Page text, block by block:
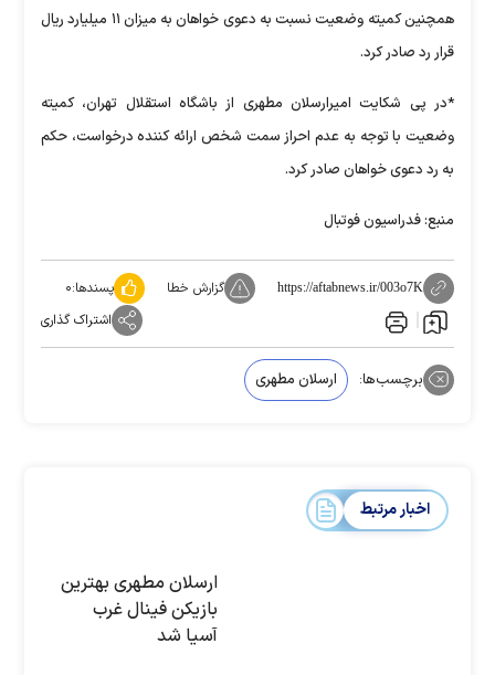
همچنین کمیته وضعیت نسبت به دعوی خواهان به میزان ۱۱ میلیارد ریال
قرار رد صادر کرد.
*در پی شکایت امیرارسلان مطهری از باشگاه استقلال تهران، کمیته
وضعیت با توجه به عدم احراز سمت شخص ارائه کننده درخواست، حکم
به رد دعوی خواهان صادر کرد.
منبع: فدراسیون فوتبال
https://aftabnews.ir/003o7K گزارش خطا پسندها:۰
اشتراک گذاری
برچسب‌ها: ارسلان مطهری
اخبار مرتبط
ارسلان مطهری بهترین
بازیکن فینال غرب
آسیا شد